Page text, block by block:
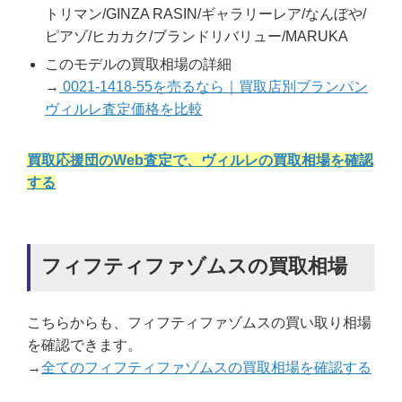
トリマン/GINZA RASIN/ギャラリーレア/なんぼや/
ピアゾ/ヒカカク/ブランドリバリュー/MARUKA
このモデルの買取相場の詳細
→ 0021-1418-55を売るなら｜買取店別ブランパン
ヴィルレ査定価格を比較
買取応援団のWeb査定で、ヴィルレの買取相場を確認
する
フィフティファゾムスの買取相場
こちらからも、フィフティファゾムスの買い取り相場
を確認できます。
→全てのフィフティファゾムスの買取相場を確認する